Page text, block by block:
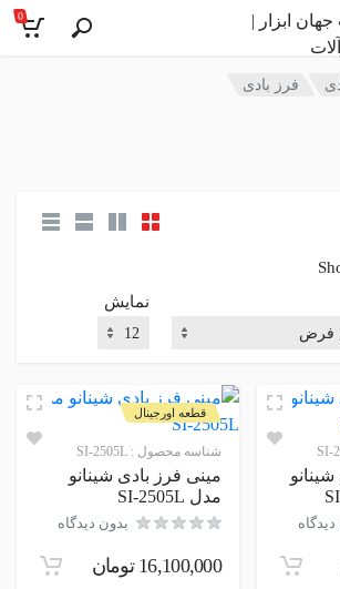
0
فرز بادی
نمایش
SI- شناسه محصول : SI-2505L
قطعه اورجینال
مینی فرز بادی شینانو
مدل SI-2505L
بدون دیدگاه
16,100,000 تومان